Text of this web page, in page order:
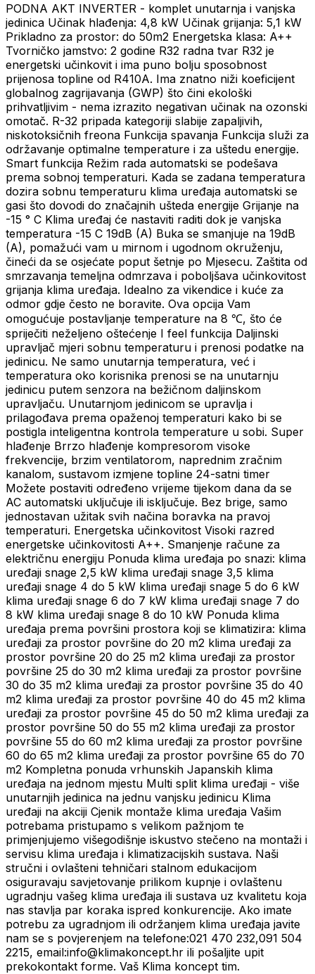
PODNA AKT INVERTER - komplet unutarnja i vanjska
jedinica Učinak hlađenja: 4,8 kW Učinak grijanja: 5,1 kW
Prikladno za prostor: do 50m2 Energetska klasa: A++
Tvorničko jamstvo: 2 godine R32 radna tvar R32 je
energetski učinkovit i ima puno bolju sposobnost
prijenosa topline od R410A. Ima znatno niži koeficijent
globalnog zagrijavanja (GWP) što čini ekološki
prihvatljivim - nema izrazito negativan učinak na ozonski
omotač. R-32 pripada kategoriji slabije zapaljivih,
niskotoksičnih freona Funkcija spavanja Funkcija služi za
održavanje optimalne temperature i za uštedu energije.
Smart funkcija Režim rada automatski se podešava
prema sobnoj temperaturi. Kada se zadana temperatura
dozira sobnu temperaturu klima uređaja automatski se
gasi što dovodi do značajnih ušteda energije Grijanje na
-15 ° C Klima uređaj će nastaviti raditi dok je vanjska
temperatura -15 C 19dB (A) Buka se smanjuje na 19dB
(A), pomažući vam u mirnom i ugodnom okruženju,
čineći da se osjećate poput šetnje po Mjesecu. Zaštita od
smrzavanja temeljna odmrzava i poboljšava učinkovitost
grijanja klima uređaja. Idealno za vikendice i kuće za
odmor gdje često ne boravite. Ova opcija Vam
omogućuje postavljanje temperature na 8 ℃, što će
spriječiti neželjeno oštećenje I feel funkcija Daljinski
upravljač mjeri sobnu temperaturu i prenosi podatke na
jedinicu. Ne samo unutarnja temperatura, već i
temperatura oko korisnika prenosi se na unutarnju
jedinicu putem senzora na bežičnom daljinskom
upravljaču. Unutarnjom jedinicom se upravlja i
prilagođava prema opaženoj temperaturi kako bi se
postigla inteligentna kontrola temperature u sobi. Super
hlađenje Brrzo hlađenje kompresorom visoke
frekvencije, brzim ventilatorom, naprednim zračnim
kanalom, sustavom izmjene topline 24-satni timer
Možete postaviti određeno vrijeme tijekom dana da se
AC automatski uključuje ili isključuje. Bez brige, samo
jednostavan užitak svih načina boravka na pravoj
temperaturi. Energetska učinkovitost Visoki razred
energetske učinkovitosti A++. Smanjenje račune za
električnu energiju Ponuda klima uređaja po snazi: klima
uređaji snage 2,5 kW klima uređaji snage 3,5 klima
uređaji snage 4 do 5 kW klima uređaji snage 5 do 6 kW
klima uređaji snage 6 do 7 kW klima uređaji snage 7 do
8 kW klima uređaji snage 8 do 10 kW Ponuda klima
uređaja prema površini prostora koji se klimatizira: klima
uređaji za prostor površine do 20 m2 klima uređaji za
prostor površine 20 do 25 m2 klima uređaji za prostor
površine 25 do 30 m2 klima uređaji za prostor površine
30 do 35 m2 klima uređaji za prostor površine 35 do 40
m2 klima uređaji za prostor površine 40 do 45 m2 klima
uređaji za prostor površine 45 do 50 m2 klima uređaji za
prostor površine 50 do 55 m2 klima uređaji za prostor
površine 55 do 60 m2 klima uređaji za prostor površine
60 do 65 m2 klima uređaji za prostor površine 65 do 70
m2 Kompletna ponuda vrhunskih Japanskih klima
uređaja na jednom mjestu Multi split klima uređaji - više
unutarnjih jedinica na jednu vanjsku jedinicu Klima
uređaji na akciji Cjenik montaže klima uređaja Vašim
potrebama pristupamo s velikom pažnjom te
primjenjujemo višegodišnje iskustvo stečeno na montaži i
servisu klima uređaja i klimatizacijskih sustava. Naši
stručni i ovlašteni tehničari stalnom edukacijom
osiguravaju savjetovanje prilikom kupnje i ovlaštenu
ugradnju vašeg klima uređaja ili sustava uz kvalitetu koja
nas stavlja par koraka ispred konkurencije. Ako imate
potrebu za ugradnjom ili održanjem klima uređaja javite
nam se s povjerenjem na telefone:021 470 232,091 504
2215, email:info@klimakoncept.hr ili pošaljite upit
prekokontakt forme. Vaš Klima koncept tim.